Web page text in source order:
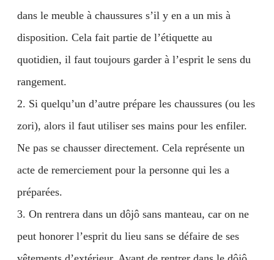
dans le meuble à chaussures s’il y en a un mis à
disposition. Cela fait partie de l’étiquette au
quotidien, il faut toujours garder à l’esprit le sens du
rangement.
2. Si quelqu’un d’autre prépare les chaussures (ou les
zori), alors il faut utiliser ses mains pour les enfiler.
Ne pas se chausser directement. Cela représente un
acte de remerciement pour la personne qui les a
préparées.
3. On rentrera dans un dôjô sans manteau, car on ne
peut honorer l’esprit du lieu sans se défaire de ses